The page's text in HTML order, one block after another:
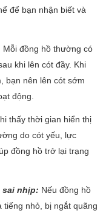
để bạn nhận biết và
Mỗi đồng hồ thường có
khi lên cót đầy. Khi
bạn nên lên cót sớm
động.
thấy thời gian hiển thị
do cót yếu, lực
đồng hồ trở lại trạng
sai nhịp: Nếu đồng hồ
nhỏ, bị ngắt quãng